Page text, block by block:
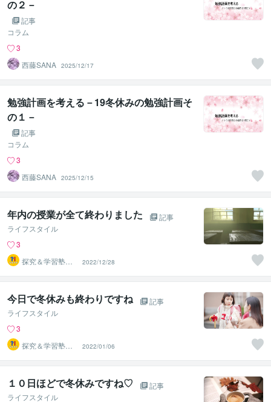
の２－
記事
コラム
3
西藤SANA 2025/12/17
勉強計画を考える－19冬休みの勉強計画そ
の１－
記事
コラム
3
西藤SANA 2025/12/15
年内の授業が全て終わりました
記事
ライフスタイル
3
探究＆学習塾｜
なぜラボ
2022/12/28
今日で冬休みも終わりですね
記事
ライフスタイル
3
探究＆学習塾｜
なぜラボ
2022/01/06
１０日ほどで冬休みですね♡
記事
ライフスタイル